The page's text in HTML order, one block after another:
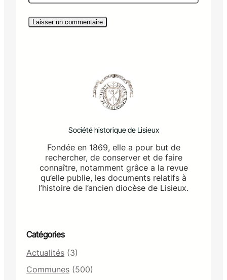
Société historique de Lisieux
Fondée en 1869, elle a pour but de
rechercher, de conserver et de faire
connaître, notamment grâce a la revue
qu’elle publie, les documents relatifs à
l’histoire de l’ancien diocèse de Lisieux.
Catégories
Actualités (3)
Communes (500)